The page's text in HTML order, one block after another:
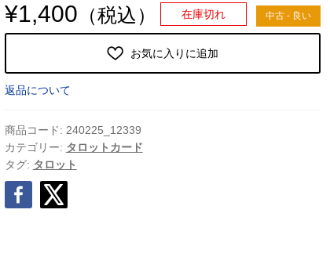
中古 - 良い
¥1,400 （税込） 在庫切れ
お気に入りに追加
返品について
商品コード: 240225_12339
カテゴリー: タロットカード
タグ: タロット